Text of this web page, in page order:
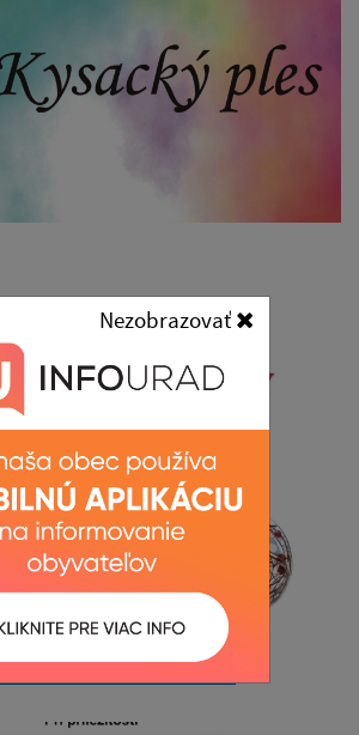
Nezobrazovať
trhy a adventný koncert